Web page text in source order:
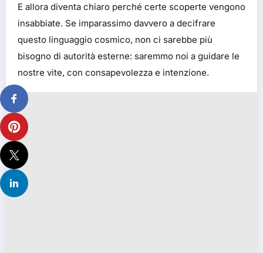
E allora diventa chiaro perché certe scoperte vengono
insabbiate. Se imparassimo davvero a decifrare
questo linguaggio cosmico, non ci sarebbe più
bisogno di autorità esterne: saremmo noi a guidare le
nostre vite, con consapevolezza e intenzione.